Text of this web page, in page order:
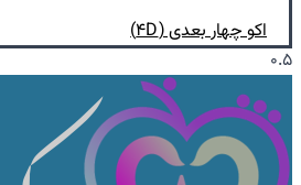
اکو چهار بعدی (۴D)